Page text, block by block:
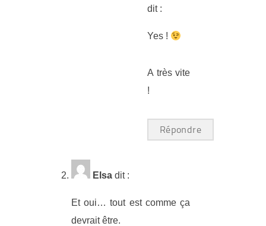
dit :
Yes !
A très vite
!
Répondre
Elsa dit :
Et oui… tout est comme ça
devrait être.